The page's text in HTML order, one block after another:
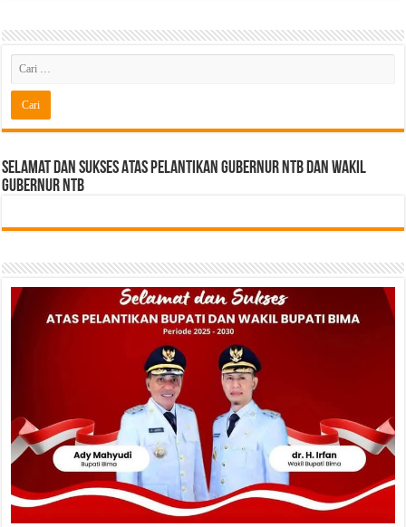
Selamat dan sukses Atas pelantikan Gubernur NTB Dan Wakil
gubernur NTB